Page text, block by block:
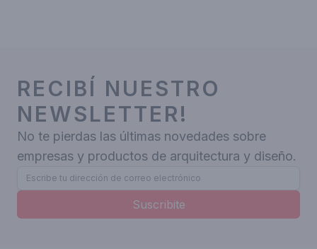
RECIBÍ NUESTRO
NEWSLETTER!
No te pierdas las últimas novedades sobre
empresas y productos de arquitectura y diseño.
Suscribite